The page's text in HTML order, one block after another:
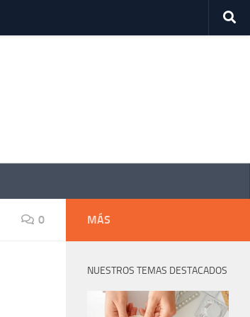
0 MÁS
NUESTROS TEMAS DESTACADOS